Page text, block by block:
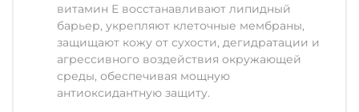
витамин Е восстанавливают липидный
барьер, укрепляют клеточные мембраны,
защищают кожу от сухости, дегидратации и
агрессивного воздействия окружающей
среды, обеспечивая мощную
антиоксидантную защиту.